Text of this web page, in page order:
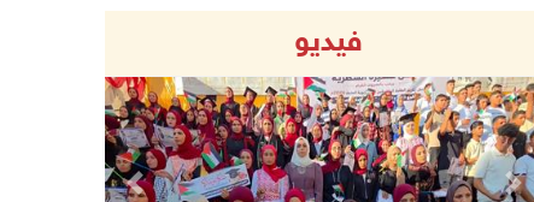
06/آب/2026 07:36 م
اليونيسف: استشهاد 300 طفل منذ وقف إطلاق النار ...
06/آب/2026 07:34 م
فيديو
Previous Next